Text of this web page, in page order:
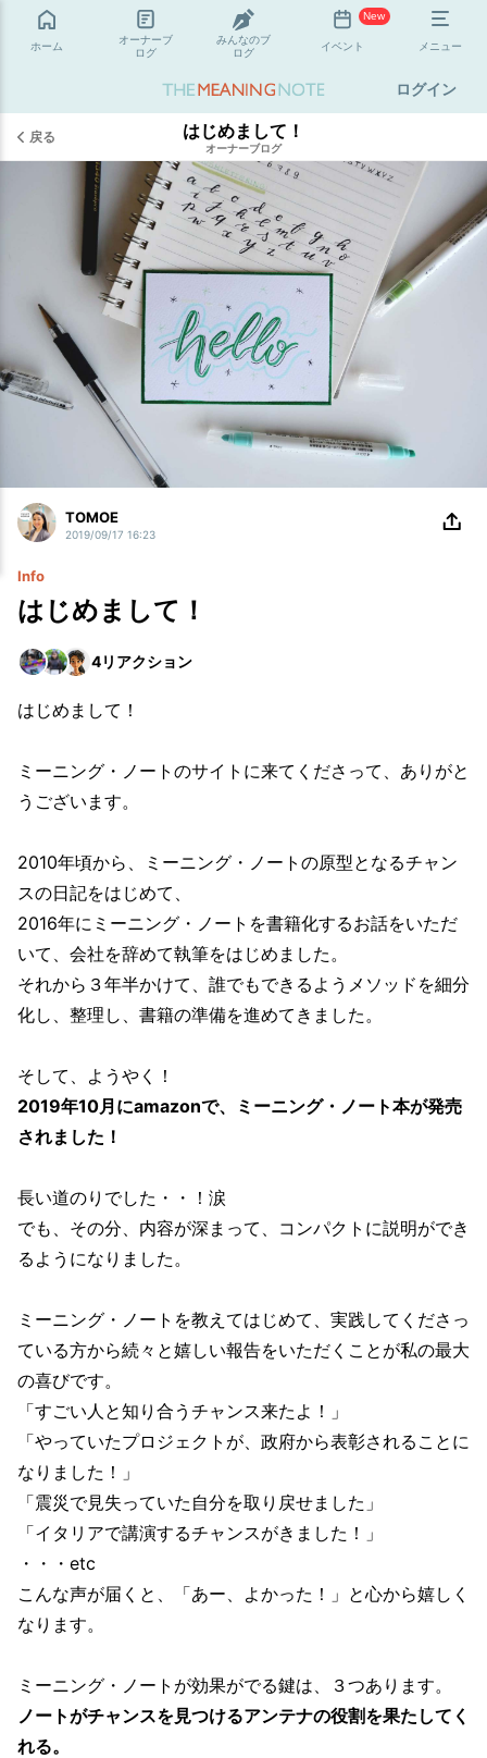
ホーム
オーナーブ
ログ
みんなのブ
ログ
New
イベント メニュー
ログイン
戻る はじめまして！
オーナーブログ
TOMOE
2019/09/17 16:23
Info
はじめまして！
4リアクション
はじめまして！
ミーニング・ノートのサイトに来てくださって、ありがと
うございます。
2010年頃から、ミーニング・ノートの原型となるチャン
スの日記をはじめて、
2016年にミーニング・ノートを書籍化するお話をいただ
いて、会社を辞めて執筆をはじめました。
それから３年半かけて、誰でもできるようメソッドを細分
化し、整理し、書籍の準備を進めてきました。
そして、ようやく！
2019年10月にamazonで、
ミーニング・ノート本が発売
されました！
長い道のりでした・・！涙
でも、その分、内容が深まって、コンパクトに説明ができ
るようになりました。
ミーニング・ノートを教えてはじめて、実践してくださっ
ている方から続々と嬉しい報告をいただくことが私の最大
の喜びです。
「すごい人と知り合うチャンス来たよ！」
「やっていたプロジェクトが、政府から表彰されることに
なりました！」
「震災で見失っていた自分を取り戻せました」
「イタリアで講演するチャンスがきました！」
・・・etc
こんな声が届くと、「あー、よかった！」と心から嬉しく
なります。
ミーニング・ノートが効果がでる鍵は、３つあります。
ノートがチャンスを見つけるアンテナの役割を果たしてく
れる。